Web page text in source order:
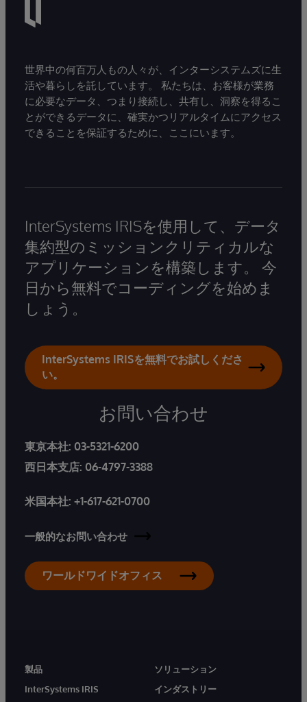
世界中の何百万人もの人々が、インターシステムズに生
活や暮らしを託しています。 私たちは、お客様が業務
に必要なデータ、つまり接続し、共有し、洞察を得るこ
とができるデータに、確実かつリアルタイムにアクセス
できることを保証するために、ここにいます。
InterSystems IRISを使用して、データ
集約型のミッションクリティカルな
アプリケーションを構築します。 今
日から無料でコーディングを始めま
しょう。
InterSystems IRISを無料でお試しくださ
い。
お問い合わせ
東京本社: 03-5321-6200
西日本支店: 06-4797-3388
米国本社: +1-617-621-0700
一般的なお問い合わせ
ワールドワイドオフィス
製品
InterSystems IRIS
ソリューション
インダストリー